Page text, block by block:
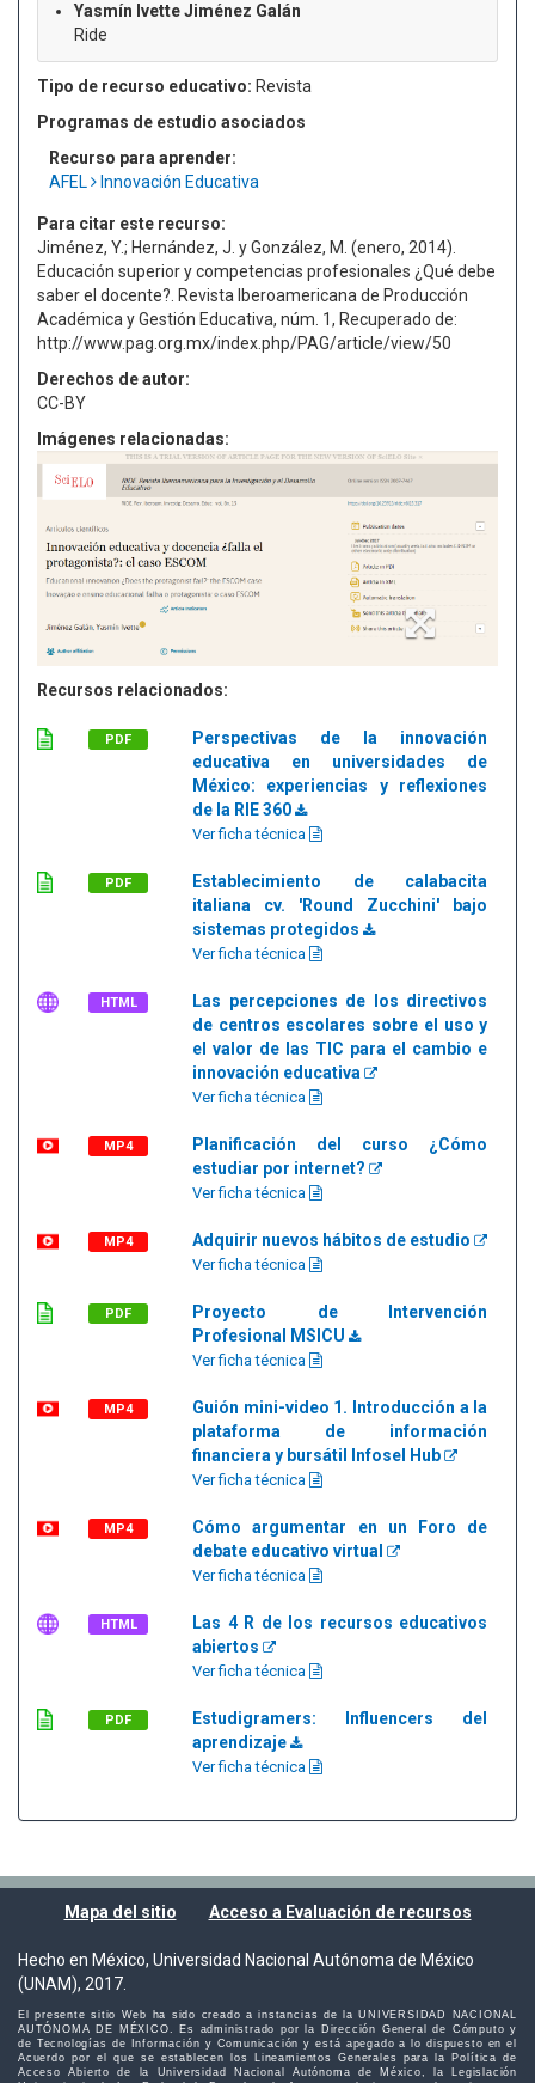
Yasmín Ivette Jiménez Galán
Ride
Tipo de recurso educativo: Revista
Programas de estudio asociados
Recurso para aprender:
AFEL
Innovación Educativa
Para citar este recurso:
Jiménez, Y.; Hernández, J. y González, M. (enero, 2014).
Educación superior y competencias profesionales ¿Qué debe
saber el docente?. Revista Iberoamericana de Producción
Académica y Gestión Educativa, núm. 1, Recuperado de:
http://www.pag.org.mx/index.php/PAG/article/view/50
Derechos de autor:
CC-BY
Imágenes relacionadas:
Recursos relacionados:
PDF
Perspectivas de la innovación
educativa en universidades de
México: experiencias y reflexiones
de la RIE 360
Ver ficha técnica
PDF
Establecimiento de calabacita
italiana cv. 'Round Zucchini' bajo
sistemas protegidos
Ver ficha técnica
HTML
Las percepciones de los directivos
de centros escolares sobre el uso y
el valor de las TIC para el cambio e
innovación educativa
Ver ficha técnica
MP4
Planificación del curso ¿Cómo
estudiar por internet?
Ver ficha técnica
MP4 Adquirir nuevos hábitos de estudio
Ver ficha técnica
PDF
Proyecto de Intervención
Profesional MSICU
Ver ficha técnica
MP4
Guión mini-video 1. Introducción a la
plataforma de información
financiera y bursátil Infosel Hub
Ver ficha técnica
MP4
Cómo argumentar en un Foro de
debate educativo virtual
Ver ficha técnica
HTML
Las 4 R de los recursos educativos
abiertos
Ver ficha técnica
PDF
Estudigramers: Influencers del
aprendizaje
Ver ficha técnica
Mapa del sitio Acceso a Evaluación de recursos
Hecho en México, Universidad Nacional Autónoma de México
(UNAM), 2017.
El presente sitio Web ha sido creado a instancias de la UNIVERSIDAD NACIONAL
AUTÓNOMA DE MÉXICO. Es administrado por la Dirección General de Cómputo y
de Tecnologías de Información y Comunicación y está apegado a lo dispuesto en el
Acuerdo por el que se establecen los Lineamientos Generales para la Política de
Acceso Abierto de la Universidad Nacional Autónoma de México, la Legislación